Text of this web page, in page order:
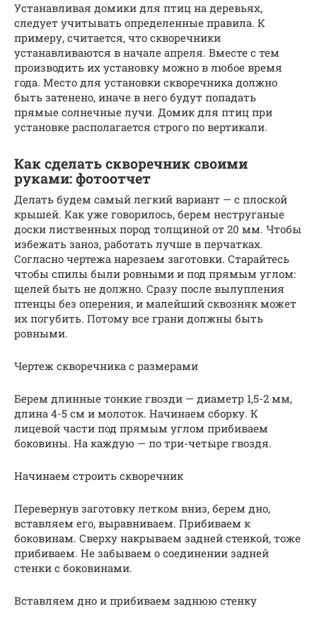
Устанавливая домики для птиц на деревьях,
следует учитывать определенные правила. К
примеру, считается, что скворечники
устанавливаются в начале апреля. Вместе с тем
производить их установку можно в любое время
года. Место для установки скворечника должно
быть затенено, иначе в него будут попадать
прямые солнечные лучи. Домик для птиц при
установке располагается строго по вертикали.
Как сделать скворечник своими
руками: фотоотчет
Делать будем самый легкий вариант — с плоской
крышей. Как уже говорилось, берем неструганые
доски лиственных пород толщиной от 20 мм. Чтобы
избежать заноз, работать лучше в перчатках.
Согласно чертежа нарезаем заготовки. Старайтесь
чтобы спилы были ровными и под прямым углом:
щелей быть не должно. Сразу после вылупления
птенцы без оперения, и малейший сквозняк может
их погубить. Потому все грани должны быть
ровными.
Чертеж скворечника с размерами
Берем длинные тонкие гвозди — диаметр 1,5-2 мм,
длина 4-5 см и молоток. Начинаем сборку. К
лицевой части под прямым углом прибиваем
боковины. На каждую — по три-четыре гвоздя.
Начинаем строить скворечник
Перевернув заготовку летком вниз, берем дно,
вставляем его, выравниваем. Прибиваем к
боковинам. Сверху накрываем задней стенкой, тоже
прибиваем. Не забываем о соединении задней
стенки с боковинами.
Вставляем дно и прибиваем заднюю стенку